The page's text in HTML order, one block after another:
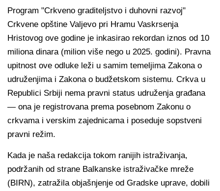
Program "Crkveno graditeljstvo i duhovni razvoj"
Crkvene opštine Valjevo pri Hramu Vaskrsenja
Hristovog ove godine je inkasirao rekordan iznos od 10
miliona dinara (milion više nego u 2025. godini). Pravna
upitnost ove odluke leži u samim temeljima Zakona o
udruženjima i Zakona o budžetskom sistemu. Crkva u
Republici Srbiji nema pravni status udruženja građana
— ona je registrovana prema posebnom Zakonu o
crkvama i verskim zajednicama i poseduje sopstveni
pravni režim.
Kada je naša redakcija tokom ranijih istraživanja,
podržanih od strane Balkanske istraživačke mreže
(BIRN), zatražila objašnjenje od Gradske uprave, dobili